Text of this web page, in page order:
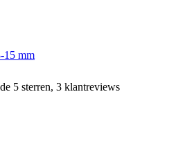
15 mm
5 sterren, 3 klantreviews